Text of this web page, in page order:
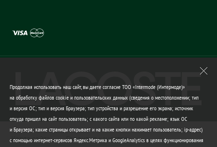
Карта сайта Гарантия качества
Продолжая использовать наш сайт, вы даете согласие ТОО «Intermode (Интермоде)»
на обработку файлов cookie и пользовательских данных (сведения о местоположении; тип
и версия ОС; тип и версия Браузера; тип устройства и разрешение его экрана; источник
откуда пришел на сайт пользователь; с какого сайта или по какой рекламе; язык ОС
и Браузера; какие страницы открывает и на какие кнопки нажимает пользователь; ip-адрес)
с помощью интернет-сервисов Яндекс.Метрика и GoogleAnalytics в целях функционирования